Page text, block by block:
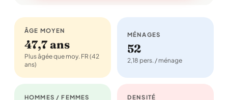
ÂGE MOYEN
47,7 ans
Plus âgée que moy. FR (42
ans)
MÉNAGES
52
2,18 pers. / ménage
HOMMES / FEMMES DENSITÉ